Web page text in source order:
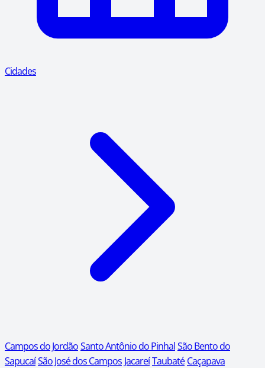
Cidades
Campos do JordãoSanto Antônio do PinhalSão Bento do
SapucaíSão José dos Campos JacareíTaubaté Caçapava